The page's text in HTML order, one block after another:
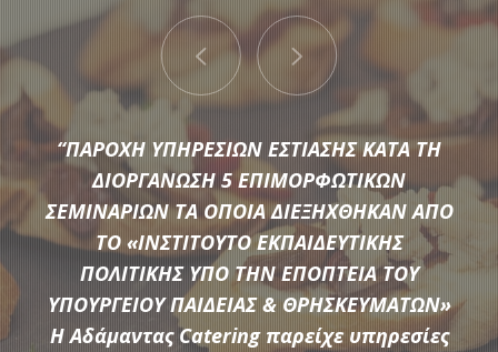
Μια μεγάλη ποικιλία από τις πιο σύγχρονες προτάσεις της
αγοράς συνθέτουν τον εξοπλισμό που διαθέτει η
Αδάμαντας Catering για να υποστηρίξουμε τις ξεχωριστές
ανάγκες κάθε εκδήλωσης.
“ΠΑΡΟΧΗ ΥΠΗΡΕΣΙΩΝ ΕΣΤΙΑΣΗΣ ΚΑΤΑ ΤΗ
ΔΙΟΡΓΑΝΩΣΗ 5 ΕΠΙΜΟΡΦΩΤΙΚΩΝ
ΣΕΜΙΝΑΡΙΩΝ ΤΑ ΟΠΟΙΑ ΔΙΕΞΗΧΘΗΚΑΝ ΑΠΟ
ΤΟ «ΙΝΣΤΙΤΟΥΤΟ ΕΚΠΑΙΔΕΥΤΙΚΗΣ
ΠΟΛΙΤΙΚΗΣ ΥΠΟ ΤΗΝ ΕΠΟΠΤΕΙΑ ΤΟΥ
ΥΠΟΥΡΓΕΙΟΥ ΠΑΙΔΕΙΑΣ & ΘΡΗΣΚΕΥΜΑΤΩΝ»
Η Αδάμαντας Catering παρείχε υπηρεσίες